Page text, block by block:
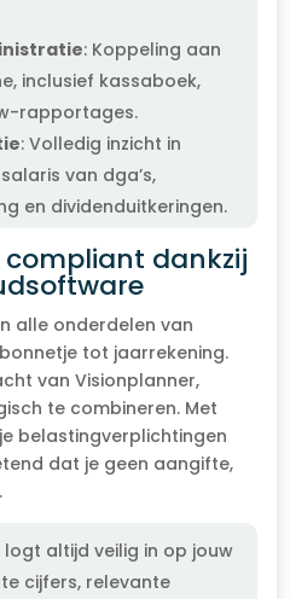
: Koppeling aan
inclusief kassaboek,
rapportages.
: Volledig inzicht in
van dga’s,
en dividenduitkeringen.
dankzij
alle onderdelen van
tot jaarrekening.
van Visionplanner,
te combineren. Met
belastingverplichtingen
dat je geen aangifte,
logt altijd veilig in op jouw
cijfers, relevante